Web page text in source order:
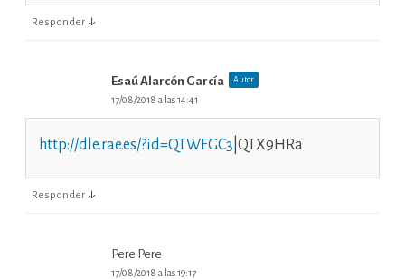
Responder ↓
Esaú Alarcón García Autor
17/08/2018 a las 14:41
http://dle.rae.es/?id=QTWFGC3 |QTX9HRa
Responder ↓
Pere Pere
17/08/2018 a las 19:17